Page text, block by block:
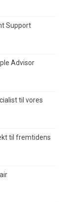
Support
Advisor
til vores
til fremtidens